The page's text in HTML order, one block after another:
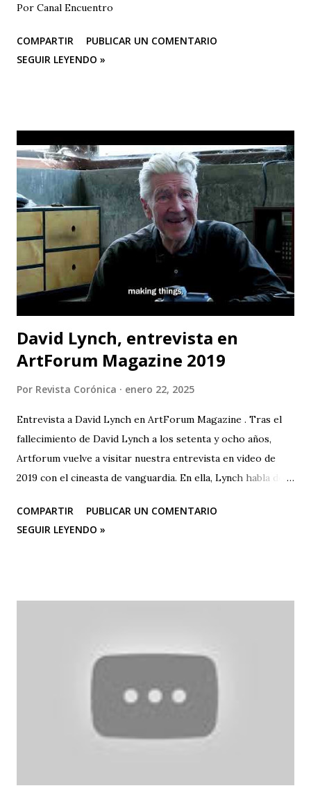
Por Canal Encuentro
COMPARTIR
PUBLICAR UN COMENTARIO
SEGUIR LEYENDO »
David Lynch, entrevista en
ArtForum Magazine 2019
Por Revista Corónica enero 22, 2025
Entrevista a David Lynch en ArtForum Magazine . Tras el
fallecimiento de David Lynch a los setenta y ocho años,
Artforum vuelve a visitar nuestra entrevista en video de
2019 con el cineasta de vanguardia. En ella, Lynch habla de
creación artística, desde sus años de estudiante en la
Academia de Bellas Artes de Pensilvania hasta su mudanza a
COMPARTIR
PUBLICAR UN COMENTARIO
SEGUIR LEYENDO »